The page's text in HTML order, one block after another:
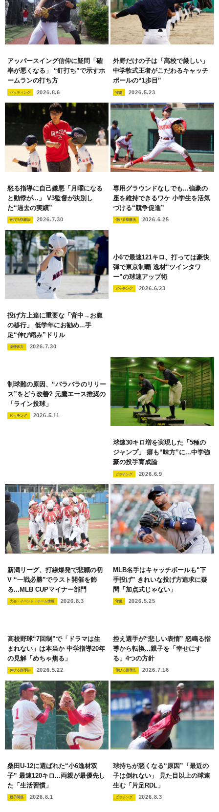
アッパースイング信仰に疑問「確
率が悪くなる」 “釘打ち”で示すホ
ームランの打ち方
バッティング 2026.8.6
外野だけの子は「高校で厳しい」
中学軟式王者がこだわるキャッチ
ボールの“1歩目”
守備 2026.5.23
怒る指導に自己嫌悪「月曜になる
と動悸が...」 V3監督が決別し
た“過去の実績”
伸びる指導法 2026.7.30
専用グラウンドなしでも...強豪の
座を維持できるワケ 小学生を活気
づける“競争促進”
伸びる指導法 2026.6.25
投げ方上達に重要な「背中→お腹
の移行」 低学年にお勧め...手
足“伸び縮み”ドリル
基礎体力 2026.7.30
小6で最速121キロ、打っては豪快
弾で東京制覇 逸材“ツインタワ
ー”の球速アップ術
ピッチング 2026.6.23
制球難の原因、“バラバラのリリー
ス”をどう改善? 元鷹エース推奨の
「ライン投球」
ピッチング 2026.5.11
球速30キロ増を実現した「5種の
ジャンプ」 癖も“味方”に...中学強
豪の投手育成論
ピッチング 2026.6.9
新潟リーグ、打線爆発で悲願の初
V “一戦必勝”でラスト開催を飾
る...MLB CUPマイナー部門
大会・イベント・チーム情報 2026.8.3
MLB名手はキャッチボールも“下
手投げ” きれいな投げ方追求に疑
問「加点式じゃない」
守備 2026.5.25
高校野球“7回制”で「ドラマは生
まれない」は本当か 中学指導20年
の見解「めちゃ焦る」
伸びる指導法 2026.5.22
控え選手が“悲しい表情” 怒鳴る指
導から転換...親子を「幸せにす
る」4つの方針
伸びる指導法 2026.7.16
桑田U-12に選ばれた“小6逸材双
子” 最速120キロ...両親が最優先し
た「生活習慣」
親子関係 2026.8.1
球持ちが悪くなる“原因”「最近の
子は倒れない」 見た目以上の球速
生む「片足RDL」
ピッチング 2026.8.3